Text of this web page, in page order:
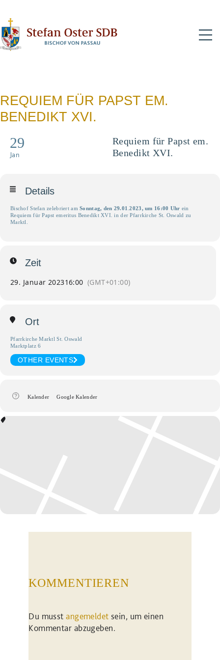
RE­QUI­EM FÜR PAPST EM.
BENEDIKT XVI.
29
Jan
Re­qui­em für Papst em.
Benedikt XVI.
Details
Bischof Stefan zelebriert amSonntag, den 29.01 .2023, um 16:00 Uhr ein
Requiem für Papst eme­ri­tus Bene­diktXVI . in der Pfarrkirche St. Oswald zu
Marktl.
Zeit
29. Januar 202316:00 (GMT+01:00)
Ort
Pfarrkirche Marktl St. Oswald
Marktplatz 6
OTHER EVENTS
Kalender Google Kalender
KOMMENTIEREN
Du musstangemeldet sein, um einen
Kommentar abzugeben.